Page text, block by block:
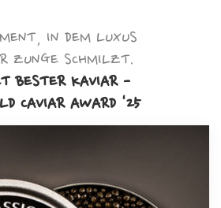
IN DEM LUXUS
ZUNGE SCHMILZT.
BESTER KAVIAR -
CAVIAR AWARD '25